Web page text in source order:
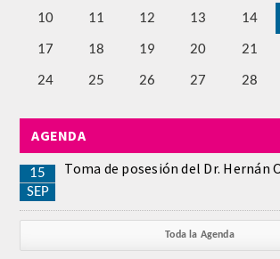
ORTOGNATIA
NÚMERO
Alfabético
Número de Medalla
10 11 12 13 14
17 18 19 20 21
24 25 26 27 28
AGENDA
15
SEP
Toma de posesión del Dr. Hernán
Toda la Agenda